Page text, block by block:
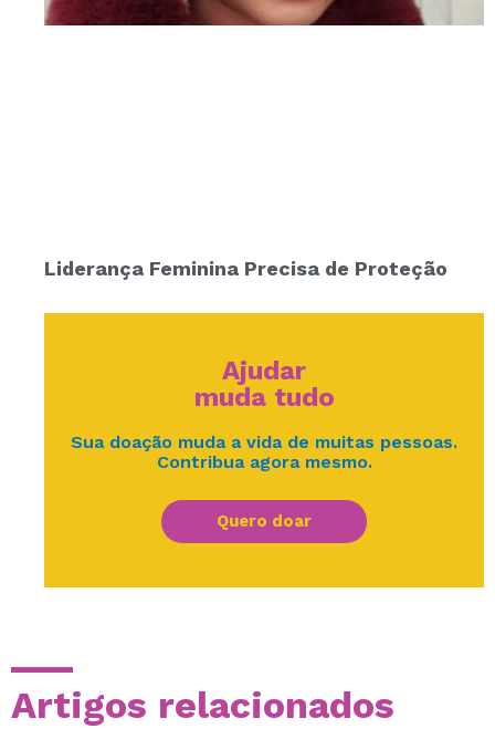
Liderança Feminina Precisa de Proteção
Ajudar
muda tudo
Sua doação muda a vida de muitas pessoas.
Contribua agora mesmo.
Quero doar
Artigos relacionados